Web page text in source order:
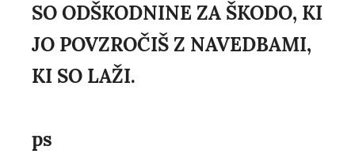
SO ODŠKODNINE ZA ŠKODO, KI
JO POVZROČIŠ Z NAVEDBAMI,
KI SO LAŽI.
ps